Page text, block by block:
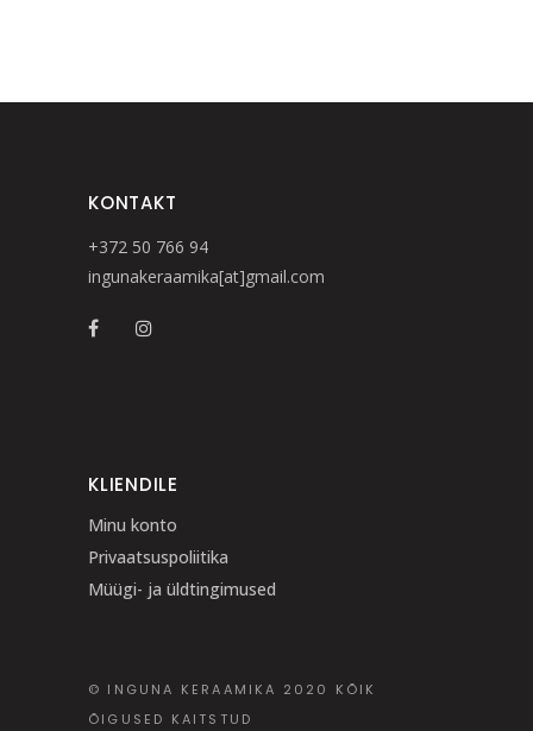
KONTAKT
+372 50 766 94
ingunakeraamika[at]gmail.com
KLIENDILE
Minu konto
Privaatsuspoliitika
Müügi- ja üldtingimused
© INGUNA KERAAMIKA 2020 KÕIK
ÕIGUSED KAITSTUD